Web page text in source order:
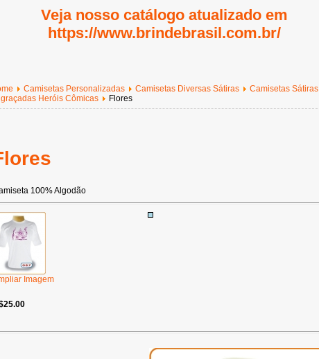
Veja nosso catálogo atualizado em
https://www.brindebrasil.com.br/
Camisetas Personalizadas Camisetas Diversas Sátiras
Camisetas Sátiras
Heróis Cômicas
Flores
100% Algodão
Imagem